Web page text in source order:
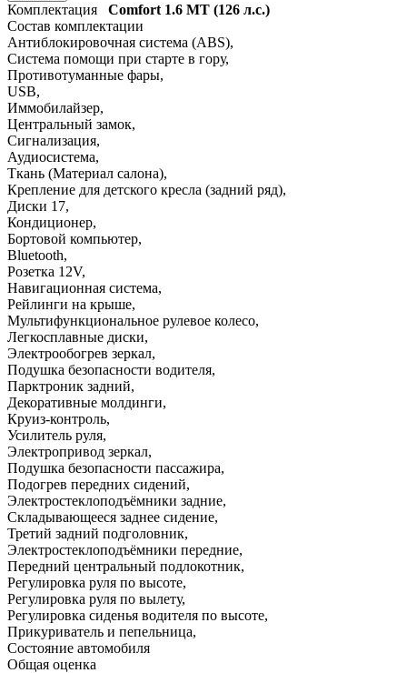
Комплектация Comfort 1.6 MT (126 л.с.)
Состав комплектации
Антиблокировочная система (ABS),
Система помощи при старте в гору,
Противотуманные фары,
USB,
Иммобилайзер,
Центральный замок,
Сигнализация,
Аудиосистема,
Ткань (Материал салона),
Крепление для детского кресла (задний ряд),
Диски 17,
Кондиционер,
Бортовой компьютер,
Bluetooth,
Розетка 12V,
Навигационная система,
Рейлинги на крыше,
Мультифункциональное рулевое колесо,
Легкосплавные диски,
Электрообогрев зеркал,
Подушка безопасности водителя,
Парктроник задний,
Декоративные молдинги,
Круиз-контроль,
Усилитель руля,
Электропривод зеркал,
Подушка безопасности пассажира,
Подогрев передних сидений,
Электростеклоподъёмники задние,
Складывающееся заднее сидение,
Третий задний подголовник,
Электростеклоподъёмники передние,
Передний центральный подлокотник,
Регулировка руля по высоте,
Регулировка руля по вылету,
Регулировка сиденья водителя по высоте,
Прикуриватель и пепельница,
Состояние автомобиля
Общая оценка